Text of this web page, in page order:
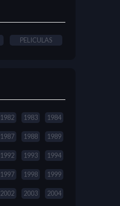
PELICULAS
1982 1983 1984
1987 1988 1989
1992 1993 1994
1997 1998 1999
2002 2003 2004